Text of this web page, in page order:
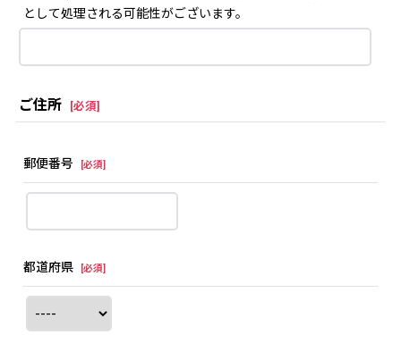
として処理される可能性がございます。
ご住所 [必須]
郵便番号 必須]
都道府県 必須]